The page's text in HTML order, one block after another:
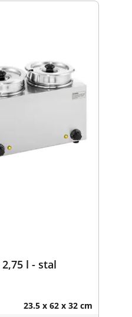
l - stal
23.5 x 62 x 32 cm